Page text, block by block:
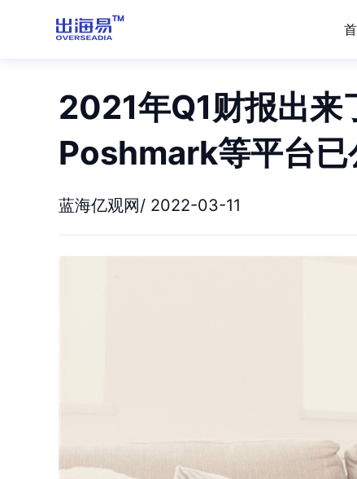
2021年Q1财报出来
Poshmark等平台已
蓝海亿观网/ 2022-03-11